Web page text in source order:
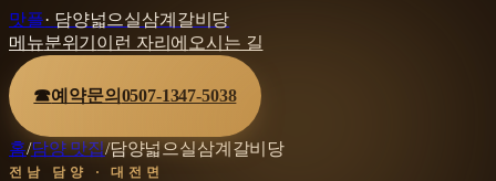
맛플· 담양넓으실삼계갈비당
메뉴분위기 이런 자리에 오시는 길
☎예약문의 0507-1347-5038
홈/담양 맛집/담양넓으실삼계갈비당
전남 담양 · 대전면